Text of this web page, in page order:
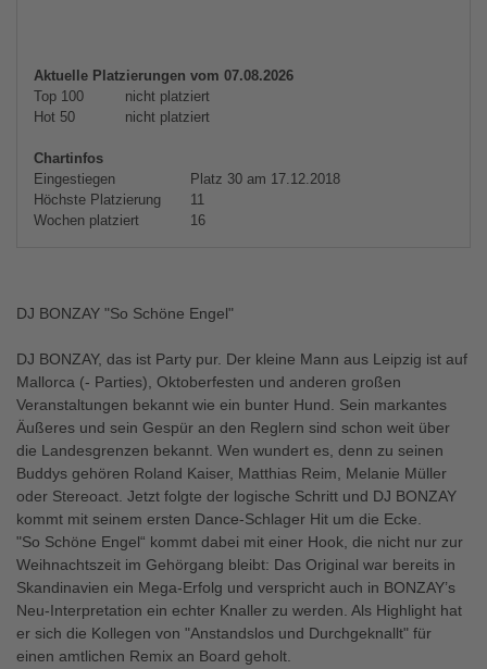
Aktuelle Platzierungen vom 07.08.2026
Top 100
nicht platziert
Hot 50
nicht platziert
Chartinfos
Eingestiegen
Platz 30 am 17.12.2018
Höchste Platzierung
11
Wochen platziert
16
DJ BONZAY "So Schöne Engel"
DJ BONZAY, das ist Party pur. Der kleine Mann aus Leipzig ist auf
Mallorca (- Parties), Oktoberfesten und anderen großen
Veranstaltungen bekannt wie ein bunter Hund. Sein markantes
Äußeres und sein Gespür an den Reglern sind schon weit über
die Landesgrenzen bekannt. Wen wundert es, denn zu seinen
Buddys gehören Roland Kaiser, Matthias Reim, Melanie Müller
oder Stereoact. Jetzt folgte der logische Schritt und DJ BONZAY
kommt mit seinem ersten Dance-Schlager Hit um die Ecke.
"So Schöne Engel“ kommt dabei mit einer Hook, die nicht nur zur
Weihnachtszeit im Gehörgang bleibt: Das Original war bereits in
Skandinavien ein Mega-Erfolg und verspricht auch in BONZAY’s
Neu-Interpretation ein echter Knaller zu werden. Als Highlight hat
er sich die Kollegen von "Anstandslos und Durchgeknallt" für
einen amtlichen Remix an Board geholt.